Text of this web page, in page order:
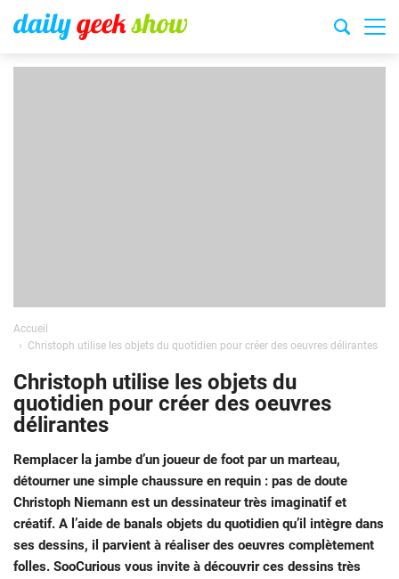
Accueil
Christoph utilise les objets du quotidien pour créer des oeuvres délirantes
Christoph utilise les objets du
quotidien pour créer des oeuvres
délirantes
Remplacer la jambe d’un joueur de foot par un marteau,
détourner une simple chaussure en requin : pas de doute
Christoph Niemann est un dessinateur très imaginatif et
créatif. A l’aide de banals objets du quotidien qu’il intègre dans
ses dessins, il parvient à réaliser des oeuvres complètement
folles. SooCurious vous invite à découvrir ces dessins très